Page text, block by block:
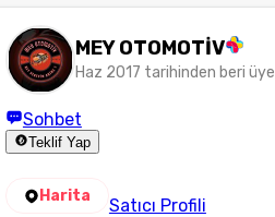
MEY OTOMOTİV
Haz 2017 tarihinden beri üye
Sohbet
Teklif Yap
Harita Satıcı Profili